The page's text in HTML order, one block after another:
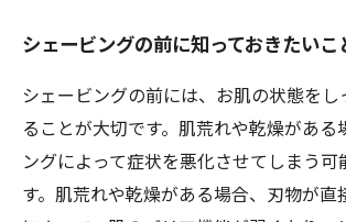
シェービングの前に知っておきたいこ
シェービングの前には、お肌の状態をし
ることが大切です。肌荒れや乾燥がある
ングによって症状を悪化させてしまう可
す。肌荒れや乾燥がある場合、刃物が直